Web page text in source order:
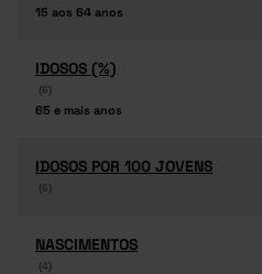
15 aos 64 anos
15 aos 64 anos
IDOSOS (%)
(6)
65 e mais anos
IDOSOS (%)
(6)
65 e mais anos
IDOSOS POR 100 JOVENS
(6)
IDOSOS POR 100 JOVENS
(6)
NASCIMENTOS
(4)
NASCIMENTOS
(4)